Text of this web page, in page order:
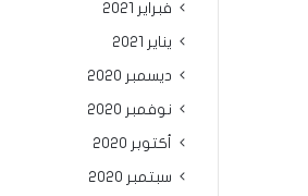
فبراير 2021
يناير 2021
ديسمبر 2020
نوفمبر 2020
أكتوبر 2020
سبتمبر 2020